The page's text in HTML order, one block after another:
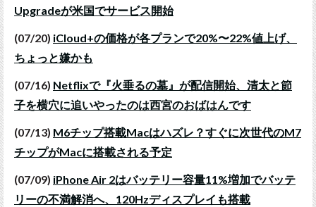
Upgradeが米国でサービス開始
(07/20) iCloud+の価格が各プランで20%〜22%値上げ、
ちょっと嫌かも
(07/16) Netflixで『火垂るの墓』が配信開始、清太と節
子を横穴に追いやったのは西宮のおばはんです
(07/13) M6チップ搭載Macはハズレ？すぐに次世代のM7
チップがMacに搭載される予定
(07/09) iPhone Air 2はバッテリー容量11%増加でバッテ
リーの不満解消へ、120Hzディスプレイも搭載